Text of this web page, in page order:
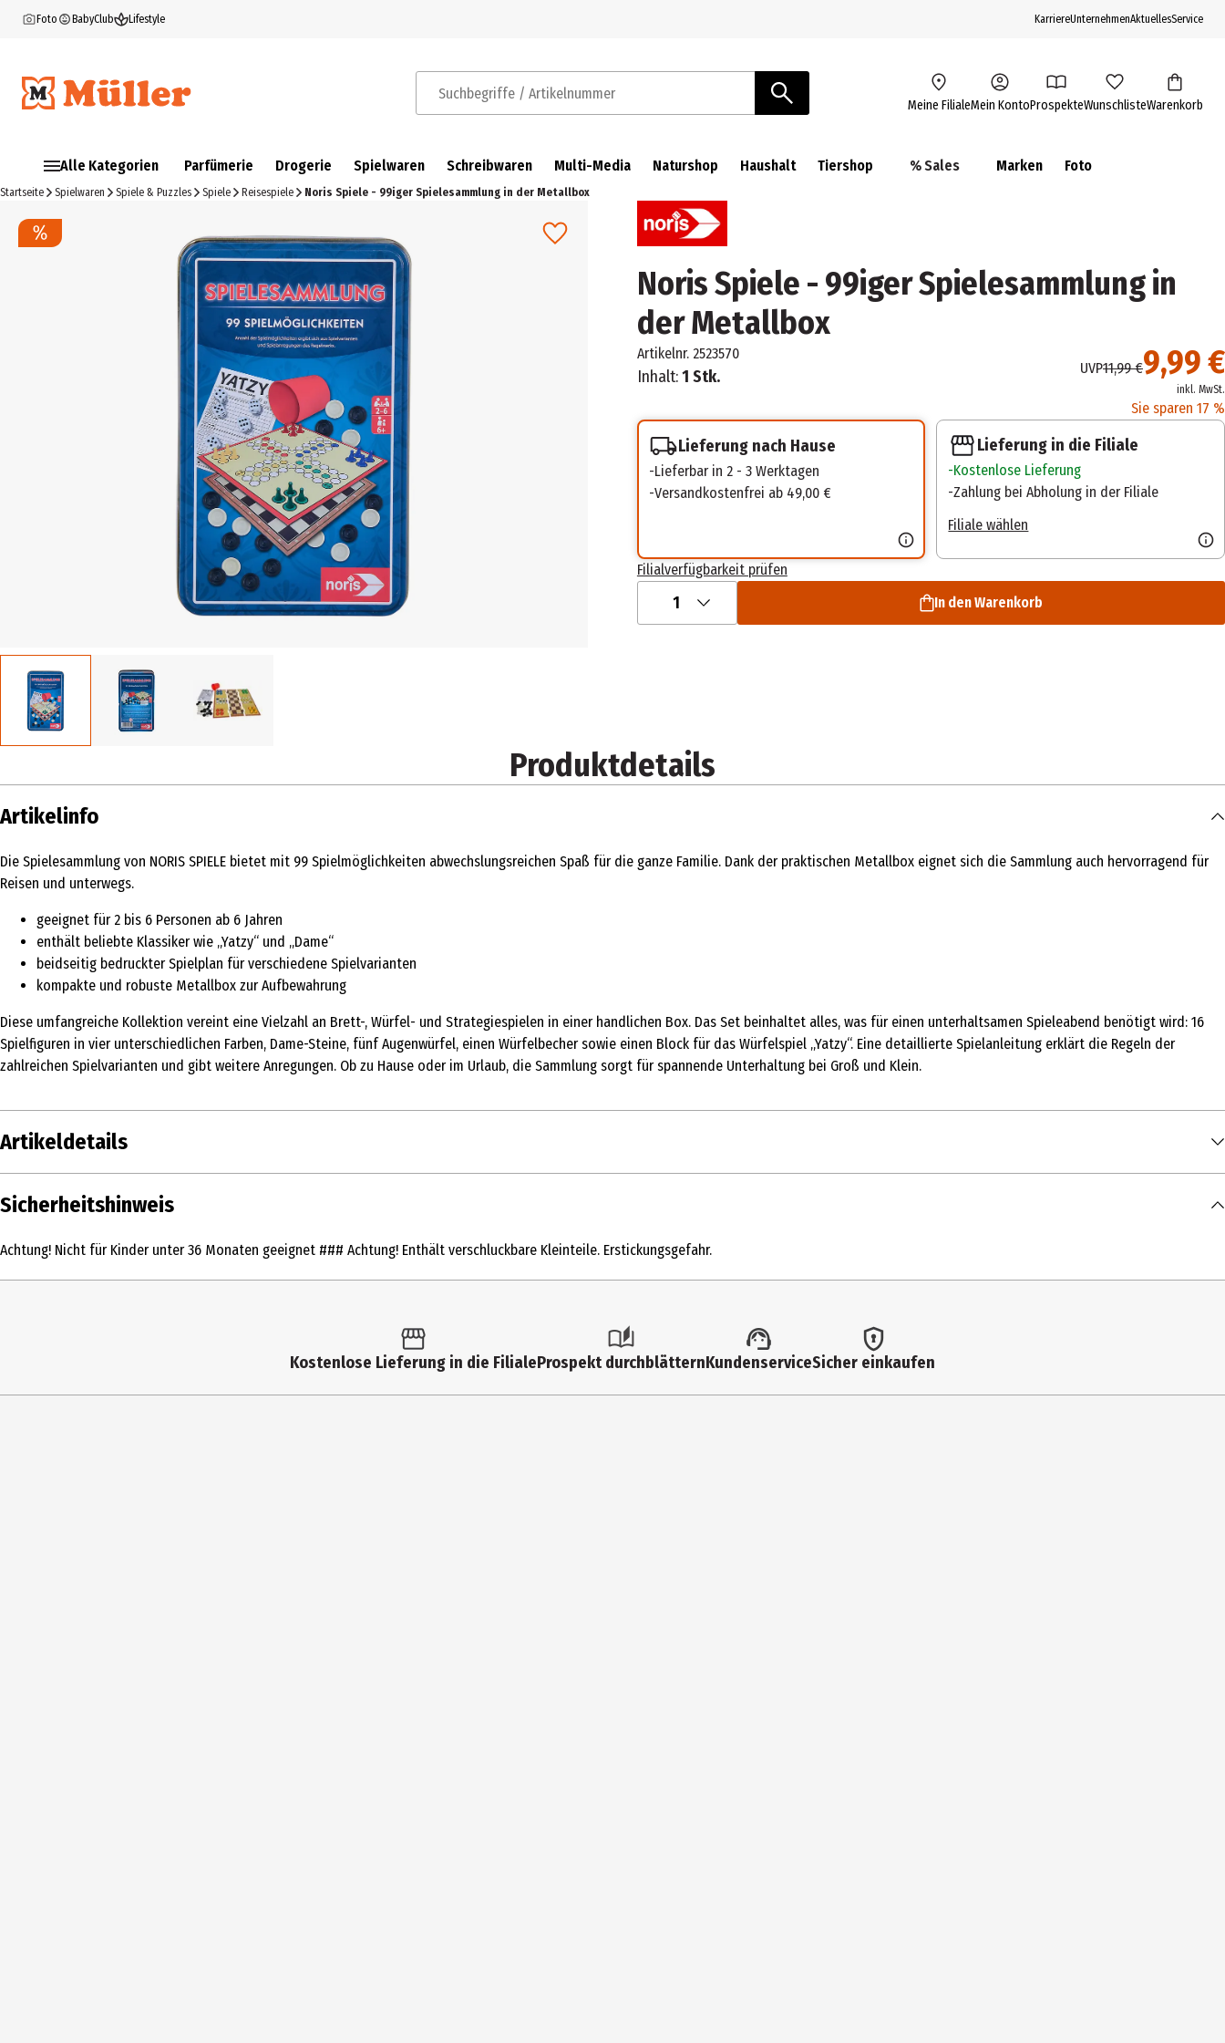
Foto BabyClub Lifestyle KarriereUnternehmenAktuellesService
Suchbegriffe / Artikelnummer Meine FilialeMein KontoProspekteWunschlisteWarenkorb
Alle Kategorien Parfümerie Drogerie Spielwaren Schreibwaren Multi-Media Naturshop Haushalt Tiershop % Sales Marken Foto
Startseite Spielwaren Spiele & Puzzles Spiele Reisespiele Noris Spiele - 99iger Spielesammlung in der Metallbox
Noris Spiele - 99iger Spielesammlung in
der Metallbox
Artikelnr. 2523570
Inhalt:1 Stk. 9,99 €
UVP11,99 €
inkl. MwSt.
Sie sparen 17 %
Lieferung nach Hause
Lieferbar in 2 - 3 Werktagen
Versandkostenfrei ab 49,00 €
Lieferung in die Filiale
Kostenlose Lieferung
Zahlung bei Abholung in der Filiale
Filiale wählen
Filialverfügbarkeit prüfen
1 In den Warenkorb
Produktdetails
Artikelinfo
Die Spielesammlung von NORIS SPIELE bietet mit 99 Spielmöglichkeiten abwechslungsreichen Spaß für die ganze Familie. Dank der praktischen Metallbox eignet sich die Sammlung auch hervorragend für
Reisen und unterwegs.
geeignet für 2 bis 6 Personen ab 6 Jahren
enthält beliebte Klassiker wie „Yatzy“ und „Dame“
beidseitig bedruckter Spielplan für verschiedene Spielvarianten
kompakte und robuste Metallbox zur Aufbewahrung
Diese umfangreiche Kollektion vereint eine Vielzahl an Brett-, Würfel- und Strategiespielen in einer handlichen Box. Das Set beinhaltet alles, was für einen unterhaltsamen Spieleabend benötigt wird: 16
Spielfiguren in vier unterschiedlichen Farben, Dame-Steine, fünf Augenwürfel, einen Würfelbecher sowie einen Block für das Würfelspiel „Yatzy“. Eine detaillierte Spielanleitung erklärt die Regeln der
zahlreichen Spielvarianten und gibt weitere Anregungen. Ob zu Hause oder im Urlaub, die Sammlung sorgt für spannende Unterhaltung bei Groß und Klein.
Artikeldetails
Inhalt
Sicherheitshinweis
Achtung! Nicht für Kinder unter 36 Monaten geeignet ### Achtung! Enthält verschluckbare Kleinteile. Erstickungsgefahr.
Kostenlose Lieferung in die FilialeProspekt durchblätternKundenserviceSicher einkaufen